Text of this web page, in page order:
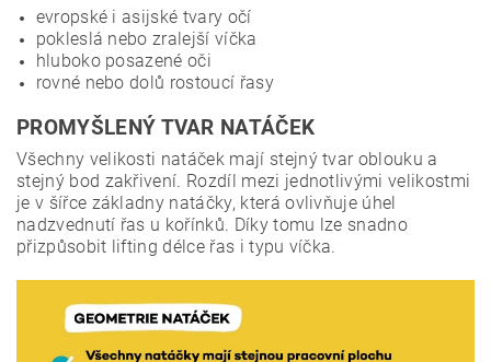
evropské i asijské tvary očí
pokleslá nebo zralejší víčka
hluboko posazené oči
rovné nebo dolů rostoucí řasy
PROMYŠLENÝ TVAR NATÁČEK
Všechny velikosti natáček mají stejný tvar oblouku a
stejný bod zakřivení. Rozdíl mezi jednotlivými velikostmi
je v šířce základny natáčky, která ovlivňuje úhel
nadzvednutí řas u kořínků. Díky tomu lze snadno
přizpůsobit lifting délce řas i typu víčka.